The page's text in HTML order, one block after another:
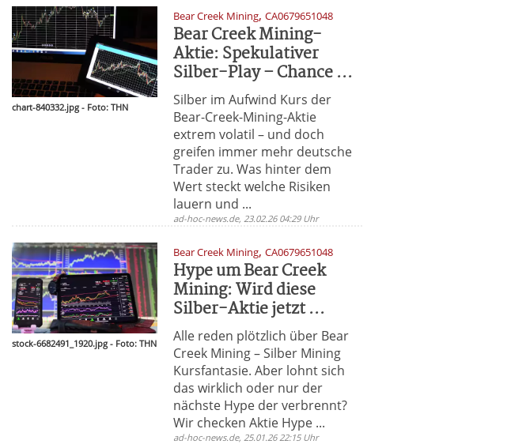
chart-840332.jpg - Foto: THN
Bear Creek Mining,CA0679651048
Bear Creek Mining-
Aktie: Spekulativer
Silber-Play – Chance ...
Silber im Aufwind Kurs der
Bear-Creek-Mining-Aktie
extrem volatil – und doch
greifen immer mehr deutsche
Trader zu. Was hinter dem
Wert steckt welche Risiken
lauern und ...
ad-hoc-news.de, 23.02.26 04:29 Uhr
stock-6682491_1920.jpg - Foto: THN
Bear Creek Mining,CA0679651048
Hype um Bear Creek
Mining: Wird diese
Silber-Aktie jetzt ...
Alle reden plötzlich über Bear
Creek Mining – Silber Mining
Kursfantasie. Aber lohnt sich
das wirklich oder nur der
nächste Hype der verbrennt?
Wir checken Aktie Hype ...
ad-hoc-news.de, 25.01.26 22:15 Uhr